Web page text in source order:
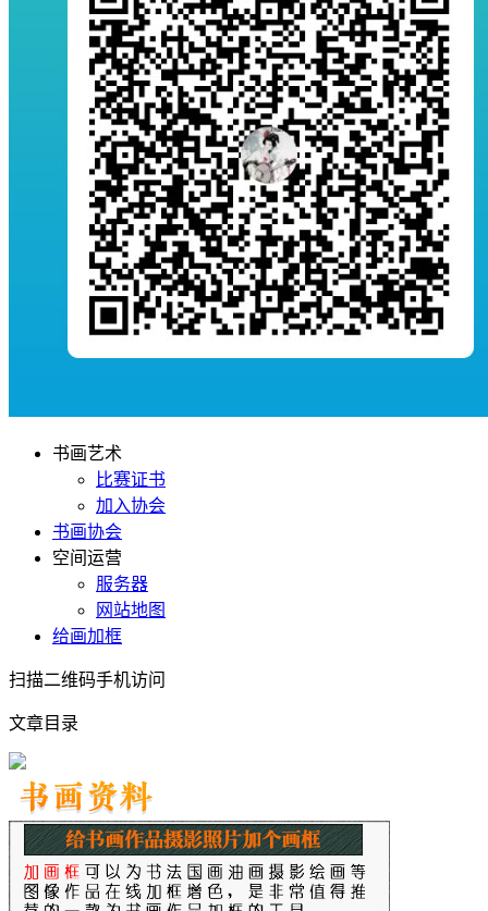
书画艺术
比赛证书
加入协会
书画协会
空间运营
服务器
网站地图
给画加框
扫描二维码手机访问
文章目录